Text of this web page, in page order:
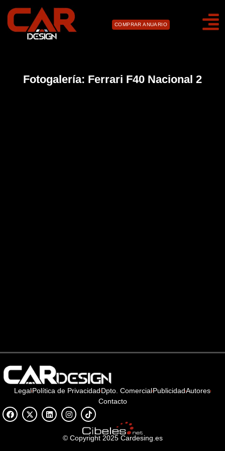
COMPRAR ANUARIO
Fotogalería: Ferrari F40 Nacional 2
LegalPolítica de PrivacidadDpto. ComercialPublicidadAutores
Contacto
© Copyright 2025 Cardesing.es